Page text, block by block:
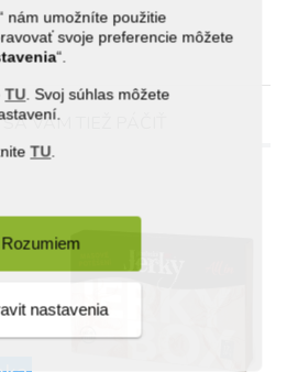
nám umožníte použitie
svoje preferencie môžete
“.
TU. Svoj súhlas môžete
TU.
Rozumiem
nastavenia
VÁM TIEŽ PÁČIŤ